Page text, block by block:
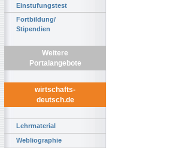
Einstufungstest
Fortbildung/
Stipendien
Weitere
Portalangebote
wirtschafts-
deutsch.de
Lehrmaterial
Webliographie